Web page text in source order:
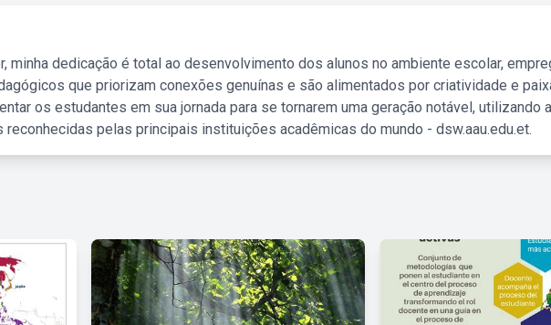
minha dedicação é total ao desenvolvimento dos alunos no ambiente escolar,
que priorizam conexões genuínas e são alimentados por criatividade e
os estudantes em sua jornada para se tornarem uma geração notável, utilizando
reconhecidas pelas principais instituições acadêmicas do mundo - dsw.aau.edu.et.